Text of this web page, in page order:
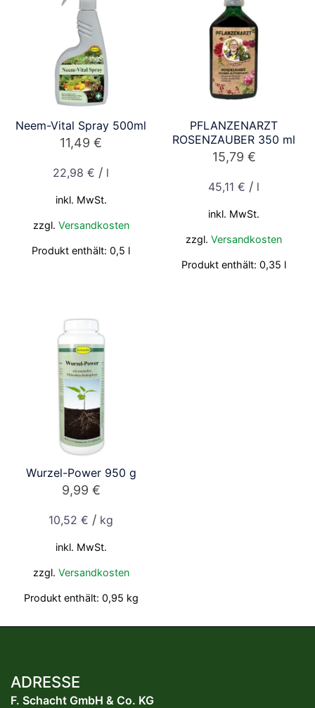
Neem-Vital Spray 500ml
11,49€
22,98€ / l
inkl. MwSt.
zzgl. Versandkosten
Produkt enthält: 0,5 l
PFLANZENARZT
ROSENZAUBER 350 ml
15,79 €
45,11€ / l
inkl. MwSt.
zzgl.Versandkosten
Produkt enthält: 0,35 l
Wurzel-Power 950 g
9,99 €
10,52€ / kg
inkl. MwSt.
zzgl. Versandkosten
Produkt enthält: 0,95 kg
ADRESSE
F. Schacht GmbH & Co. KG